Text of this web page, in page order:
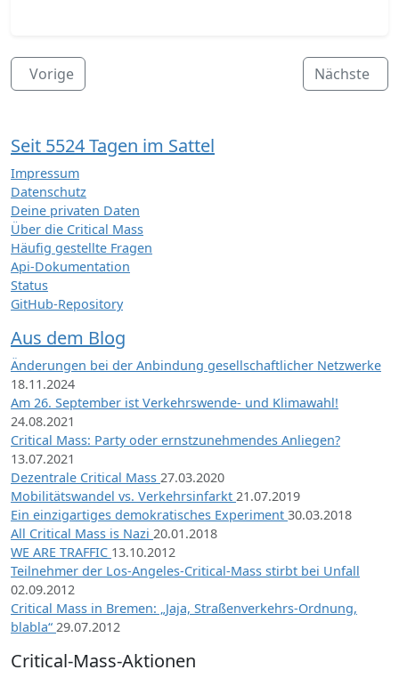
Vorige Nächste
Seit 5524 Tagen im Sattel
Impressum
Datenschutz
Deine privaten Daten
Über die Critical Mass
Häufig gestellte Fragen
Api-Dokumentation
Status
GitHub-Repository
Aus dem Blog
Änderungen bei der Anbindung gesellschaftlicher Netzwerke
18.11.2024
Am 26. September ist Verkehrswende- und Klimawahl!
24.08.2021
Critical Mass: Party oder ernstzunehmendes Anliegen?
13.07.2021
Dezentrale Critical Mass 27.03.2020
Mobilitätswandel vs. Verkehrsinfarkt 21.07.2019
Ein einzigartiges demokratisches Experiment 30.03.2018
All Critical Mass is Nazi 20.01.2018
WE ARE TRAFFIC 13.10.2012
Teilnehmer der Los-Angeles-Critical-Mass stirbt bei Unfall
02.09.2012
Critical Mass in Bremen: „Jaja, Straßenverkehrs-Ordnung,
blabla“ 29.07.2012
Critical-Mass-Aktionen